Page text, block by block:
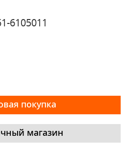
6105011
покупка
магазин